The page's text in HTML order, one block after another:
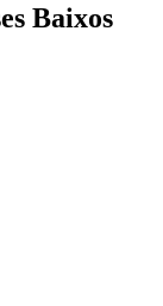
Baixos